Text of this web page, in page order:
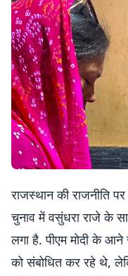
राजस्थान की राजनीति
चुनाव में वसुंधरा राजे के
लगा है. पीएम मोदी के आने
को संबोधित कर रहे थे,